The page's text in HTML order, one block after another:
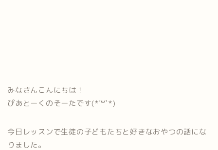
みなさんこんにちは！
ぴあとーくのそーたです(*´꒳`*)
今日レッスンで生徒の子どもたちと好きなおやつの話にな
りました。